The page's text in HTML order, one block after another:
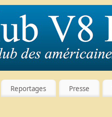
Reportages Presse